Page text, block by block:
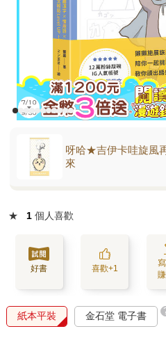
呀哈★吉伊卡哇旋風
來
★ 1 個人喜歡
好書 喜歡+1
紙本平裝 金石堂 電子書